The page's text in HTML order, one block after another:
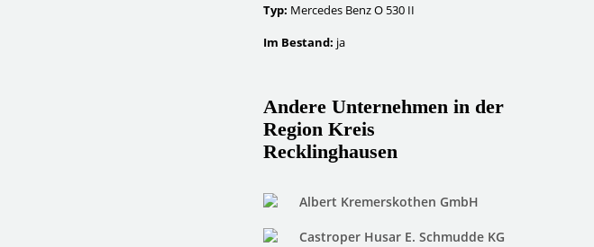
Typ: Mercedes Benz O 530 II
Im Bestand: ja
Andere Unternehmen in der
Region Kreis
Recklinghausen
Albert Kremerskothen GmbH
Castroper Husar E. Schmudde KG